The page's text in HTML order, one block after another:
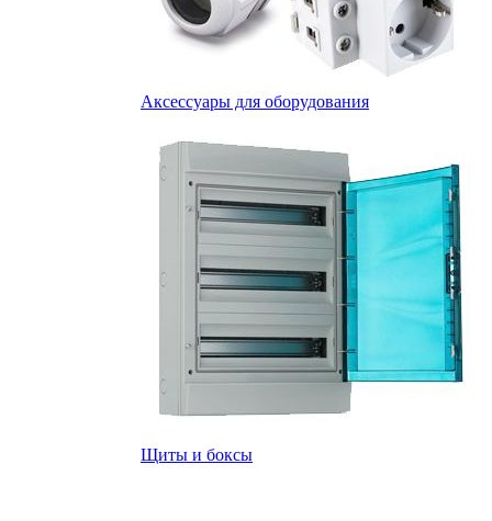
Аксессуары для оборудования
Щиты и боксы